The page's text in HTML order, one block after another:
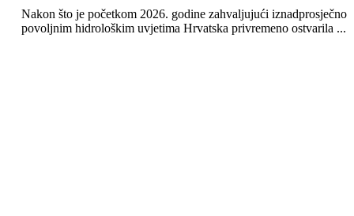
Nakon što je početkom 2026. godine zahvaljujući iznadprosječno
povoljnim hidrološkim uvjetima Hrvatska privremeno ostvarila ...